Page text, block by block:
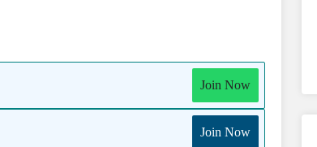
Join Now
Join Now